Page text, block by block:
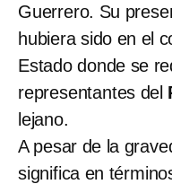
Guerrero. Su
hubiera sido en el
Estado donde se
representantes del
lejano.
A pesar de la
significa en